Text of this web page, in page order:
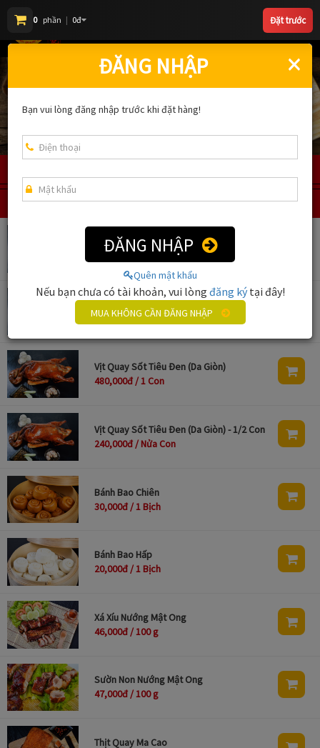
THỰC ĐƠN LỊCH SỬ ĐẶT MÓN
Vịt Quay Sốt Tiêu Đen
430,000đ / 1 Con
Vịt Quay Sốt Tiêu Đen - 1/2 Con
215,000đ / Nửa Con
Vịt Quay Sốt Tiêu Đen (Da Giòn)
480,000đ / 1 Con
Vịt Quay Sốt Tiêu Đen (Da Giòn) - 1/2 Con
240,000đ / Nửa Con
Bánh Bao Chiên
30,000đ / 1 Bịch
Bánh Bao Hấp
20,000đ / 1 Bịch
Xá Xíu Nướng Mật Ong
46,000đ / 100 g
Sườn Non Nướng Mật Ong
47,000đ / 100 g
Thịt Quay Ma Cao
0 phần | 0đ Đặt trước
×
ĐĂNG NHẬP
Bạn vui lòng đăng nhập trước khi đặt hàng!
ĐĂNG NHẬP
Quên mật khẩu
Nếu bạn chưa có tài khoản, vui lòng đăng kýtại đây!
MUA KHÔNG CẦN ĐĂNG NHẬP